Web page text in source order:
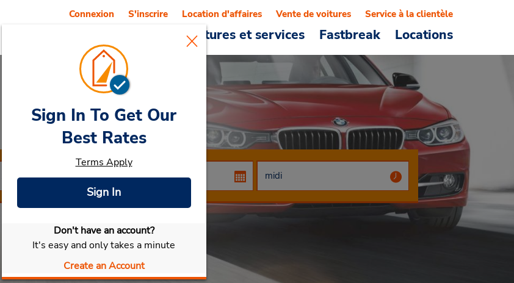
Voitures et services Fastbreak Locations
Connexion S'inscrire Location d'affaires Vente de voitures Service à la clientèle
Car RentalFairfax
Sélectionner ma voiture
Sign In To Get Our
Best Rates
Terms Apply
Sign In
Don't have an account?
It's easy and only takes a minute
Create an Account